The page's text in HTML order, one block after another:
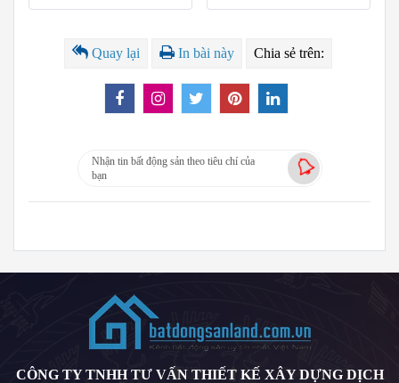
Quay lại In bài này Chia sẻ trên:
Nhận tin bất động sản theo tiêu chí của
bạn
CÔNG TY TNHH TƯ VẤN THIẾT KẾ XÂY DỰNG DỊCH